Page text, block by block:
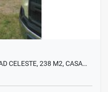
CELESTE, 238 M2, CASA…